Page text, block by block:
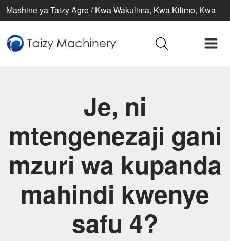
Mashine ya Taizy Agro / Kwa Wakulima, Kwa Kilimo, Kwa
Je, ni
mtengenezaji gani
mzuri wa kupanda
mahindi kwenye
safu 4?